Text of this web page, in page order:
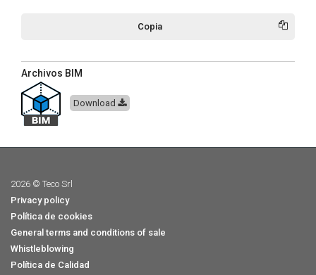
Copia
Archivos BIM
Download
2026 © Teco Srl
Privacy policy
Política de cookies
General terms and conditions of sale
Whistleblowing
Política de Calidad